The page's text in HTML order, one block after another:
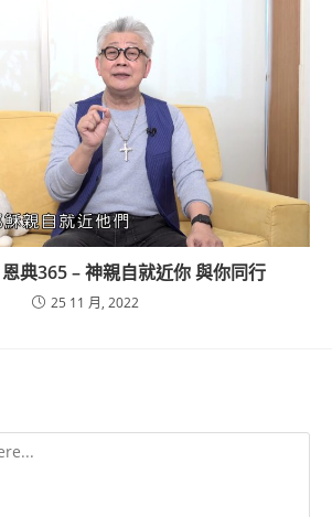
典365 – 神親自就近你 與你同行
25 11 月, 2022